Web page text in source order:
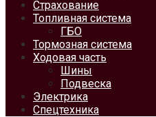
Страхование
Топливная система
ГБО
Тормозная система
Ходовая часть
Шины
Подвеска
Электрика
Спецтехника